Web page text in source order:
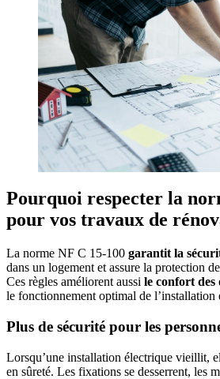
Pourquoi respecter la
pour vos travaux de
La norme NF C 15-100 garantit la
dans un logement et assure la protection
Ces règles améliorent aussi le confort des
le fonctionnement optimal de l’installation
Plus de sécurité pour les
Lorsqu’une installation électrique vieillit,
en sûreté. Les fixations se desserrent, les